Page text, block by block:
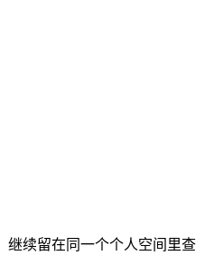
续留在同一个个人空间里查